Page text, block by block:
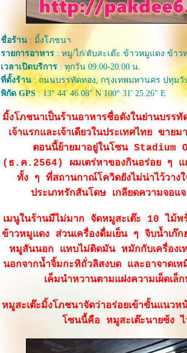
ชื่อร้าน : มิ้งโภชนา
รายการอาหาร : หมู/ไก่/ตับสะเต๊ะ ข้าวหมูแดง ข้าว
เวลาเปิดบริการ : ทุกวัน 09:00-20:00 น.
ที่ตั้งร้าน: ถนนบรรทัดทอง, กรุงเทพมหานคร ปทุมวั
พิกัด GPS: 13° 44' 46.08" N 100° 31' 25.26" E
มิ้งโภชนาเป็นร้านอาหารชื่อดังในย่านบรร
เจ้าแรกและเจ้าเดียวในประเทศไทย ข
ตอนนี้ย้ายมาอยู่ในโซน Stadium
(ธ.ค.2564) ผมเตร่หาของกินอร่อย ๆ แถ
ทั้ง ๆ ที่สถานกาณ์โควิดยังไม่น่าไว้วาง
ประเภทรักสันโดษ เกลียดความจอ
เมนูในร้านมีไม่มาก จัดหมูสะเต๊ะ 10 ไม้
ข้าวหมูแดง ส่วนเครื่องดื่มเย็น ๆ จิบน้ำเก๊
หมูสันนอก แทบไม่ติดมัน หมักกับเครื่องเ
นอกจากน้ำจิ้มกะทิถั่วลิสงบด และอาจาดเ
เค็มนำหวานตามแฝงความเผ็ดเ
หมูสะเต๊ะมิ้งโภชนาจัดว่าอร่อยเข้าขั้นแนว
ซนนี้คือ หมูสะเต๊ะนายซ้ง ไ